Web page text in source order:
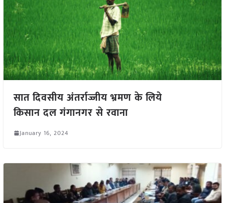
सात दिवसीय अंतर्राज्जीय भ्रमण के लिये
किसान दल गंगानगर से रवाना
January 16, 2024